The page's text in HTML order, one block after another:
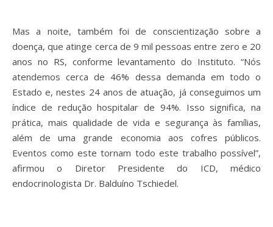
Mas a noite, também foi de conscientização sobre a
doença, que atinge cerca de 9 mil pessoas entre zero e 20
anos no RS, conforme levantamento do Instituto. “Nós
atendemos cerca de 46% dessa demanda em todo o
Estado e, nestes 24 anos de atuação, já conseguimos um
índice de redução hospitalar de 94%. Isso significa, na
prática, mais qualidade de vida e segurança às famílias,
além de uma grande economia aos cofres públicos.
Eventos como este tornam todo este trabalho possível”,
afirmou o Diretor Presidente do ICD, médico
endocrinologista Dr. Balduíno Tschiedel.